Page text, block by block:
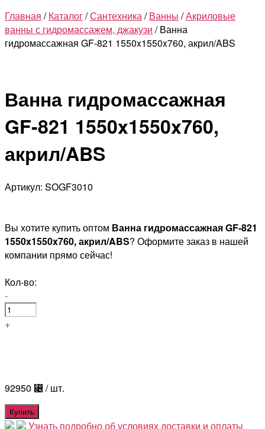
Главная /Каталог/Сантехника/Ванны /Акриловые
ванны с гидромассажем, джакузи / Ванна
гидромассажная GF-821 1550x1550x760, акрил/ABS
Ванна гидромассажная
GF-821 1550x1550x760,
акрил/ABS
Артикул: SOGF3010
Вы хотите купить оптом Ванна гидромассажная GF-821
1550x1550x760, акрил/ABS? Оформите заказ в нашей
компании прямо сейчас!
Кол-во:
-
+
92950 ⃄ / шт.
Купить
Узнать подробно об условиях доставки и оплаты